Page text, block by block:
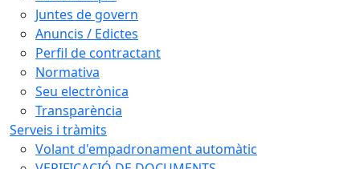
Juntes de govern
Anuncis / Edictes
Perfil de contractant
Normativa
Seu electrònica
Transparència
Serveis i tràmits
Volant d'empadronament automàtic